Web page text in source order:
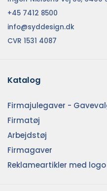
+45 7412 8500
info@syddesign.dk
CVR 1531 4087
Katalog
Firmajulegaver -
Firmatøj
Arbejdstøj
Firmagaver
Reklameartikler med logo